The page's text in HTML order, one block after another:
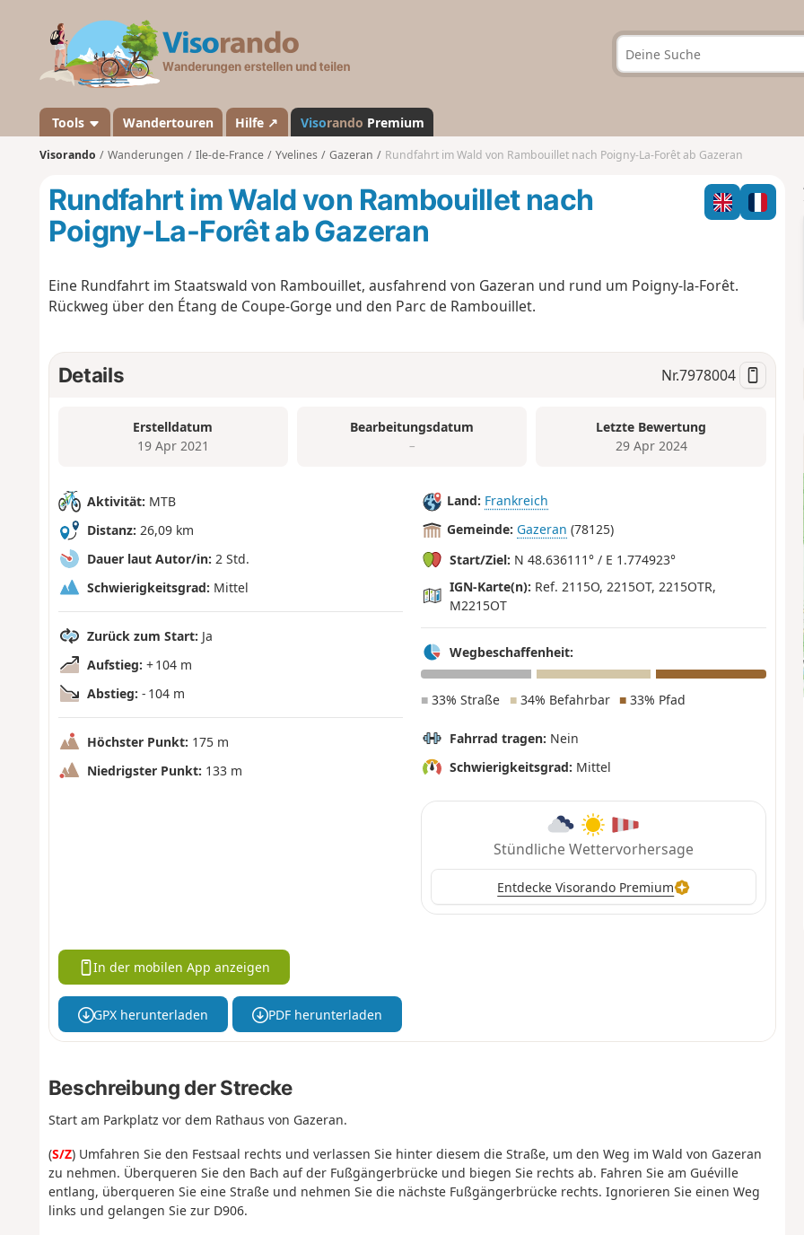
a
n
d
Tools Wandertouren Hilfe ↗ Visorando Premium
Visorando Wanderungen Ile-de-France Yvelines Gazeran Rundfahrt im Wald von Rambouillet nach Poigny-La-Forêt ab Gazeran
Rundfahrt im Wald von Rambouillet nach
Poigny-La-Forêt ab Gazeran
Eine Rundfahrt im Staatswald von Rambouillet, ausfahrend von Gazeran und rund um Poigny-la-Forêt.
Rückweg über den Étang de Coupe-Gorge und den Parc de Rambouillet.
Details Nr.7978004
Erstelldatum
19 Apr 2021
Bearbeitungsdatum
–
Letzte Bewertung
29 Apr 2024
Aktivität: MTB
Distanz: 26,09 km
Dauer laut Autor/in: 2 Std.
Schwierigkeitsgrad: Mittel
Zurück zum Start: Ja
Aufstieg: + 104 m
Abstieg: - 104 m
Höchster Punkt: 175 m
Niedrigster Punkt: 133 m
Land: Frankreich
Gemeinde: Gazeran (78125)
Start/Ziel: N 48.636111° / E 1.774923°
IGN-Karte(n): Ref. 2115O, 2215OT, 2215OTR,
M2215OT
Wegbeschaffenheit:
■ 33% Straße ■34% Befahrbar ■33% Pfad
Fahrrad tragen: Nein
Schwierigkeitsgrad: Mittel
Stündliche Wettervorhersage
Entdecke Visorando Premium
In der mobilen App anzeigen
GPX herunterladen PDF herunterladen
Beschreibung der Strecke
Start am Parkplatz vor dem Rathaus von Gazeran.
(S/Z) Umfahren Sie den Festsaal rechts und verlassen Sie hinter diesem die Straße, um den Weg im Wald von Gazeran
zu nehmen. Überqueren Sie den Bach auf der Fußgängerbrücke und biegen Sie rechts ab. Fahren Sie am Guéville
entlang, überqueren Sie eine Straße und nehmen Sie die nächste Fußgängerbrücke rechts. Ignorieren Sie einen Weg
links und gelangen Sie zur D906.